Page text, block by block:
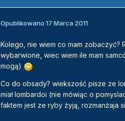
Opublikowano 17 Marca 2011
Kolego, nie wiem co mam zobaczyć?
wybarwione, wiec wiem ile mam
mogą)
Co do obsady? wiekszość pisze ze
miał lombardoi (nie mówiąc o
faktem jest ze ryby żyją, rozmanżaja